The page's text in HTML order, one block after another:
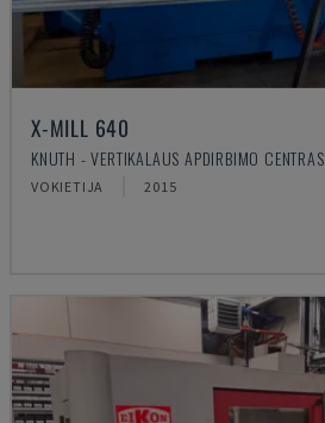
X-MILL 640
KNUTH - VERTIKALAUS APDIRBIMO CENTRAS
VOKIETIJA 2015